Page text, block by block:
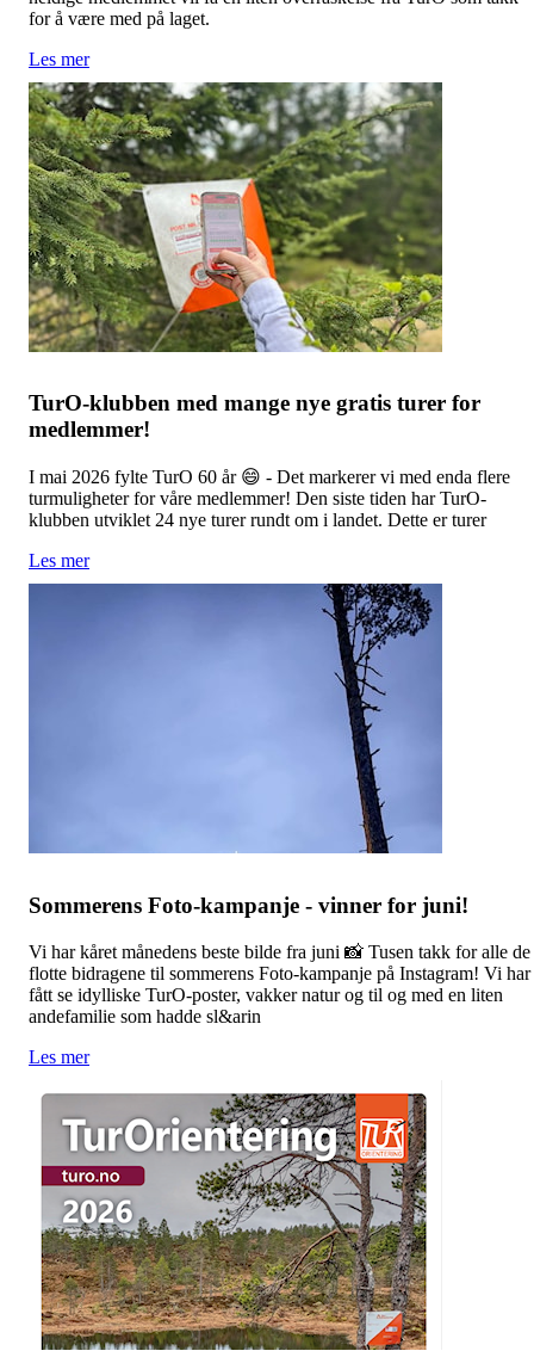
for å være med på laget.
Les mer
TurO-klubben med mange nye gratis turer for
medlemmer!
I mai 2026 fylte TurO 60 år 😄 - Det markerer vi med enda flere
turmuligheter for våre medlemmer! Den siste tiden har TurO-
klubben utviklet 24 nye turer rundt om i landet. Dette er turer
Les mer
Sommerens Foto-kampanje - vinner for juni!
Vi har kåret månedens beste bilde fra juni 📸 Tusen takk for alle de
flotte bidragene til sommerens Foto-kampanje på Instagram! Vi har
fått se idylliske TurO-poster, vakker natur og til og med en liten
andefamilie som hadde sl&arin
Les mer